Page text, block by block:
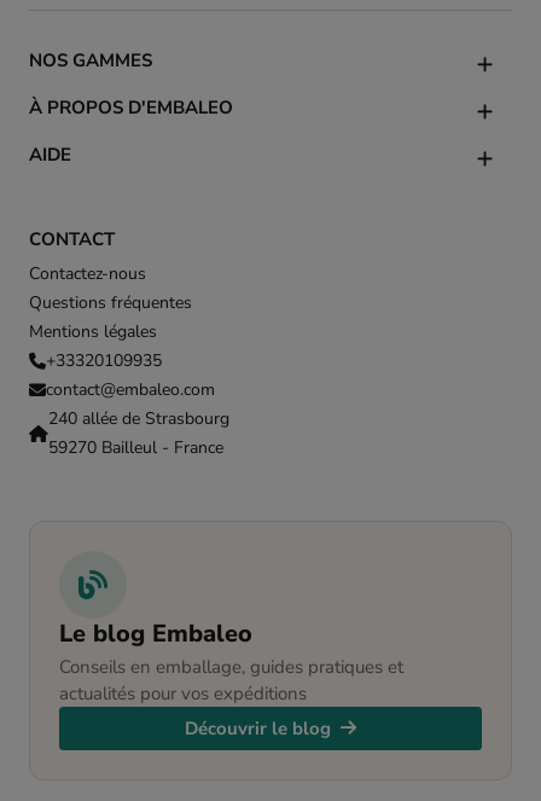
CONTACT
Contactez-nous
Questions fréquentes
Mentions légales
+33320109935
contact@embaleo.com
240 allée de Strasbourg
59270 Bailleul - France
NOS GAMMES
À PROPOS D'EMBALEO
AIDE
Le blog Embaleo
Conseils en emballage, guides pratiques et
actualités pour vos expéditions
Découvrir le blog